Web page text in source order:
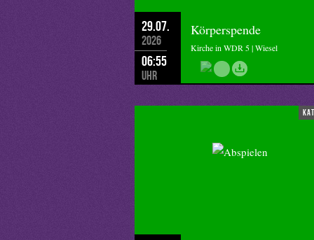
29.07.
2026
06:55
Uhr
Körperspende
Kirche in WDR 5 | Wiesel